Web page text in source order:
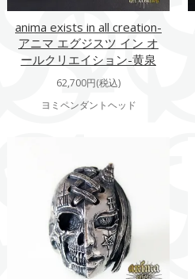
anima exists in all creation-
アニマ エグジスツ イン オ
ールクリエイション-黄泉
62,700円(税込)
ヨミペンダントヘッド